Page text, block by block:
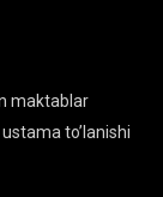
maktablar
to’lanishi